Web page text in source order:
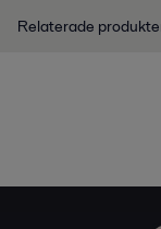
Relaterade